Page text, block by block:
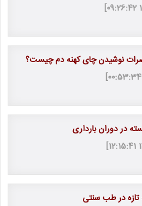
نوشیدن چای کهنه دم چیست؟
در طب سنتی